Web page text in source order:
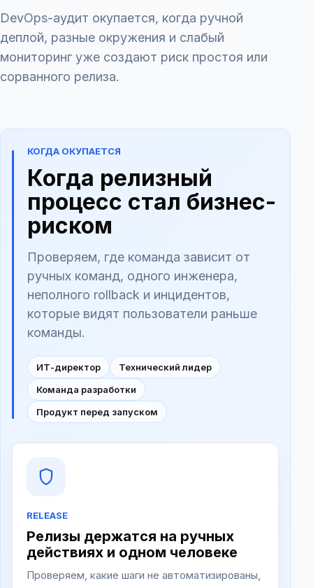
DevOps-аудит окупается, когда ручной
деплой, разные окружения и слабый
мониторинг уже создают риск простоя или
сорванного релиза.
КОГДА ОКУПАЕТСЯ
Когда релизный
процесс стал бизнес-
риском
Проверяем, где команда зависит от
ручных команд, одного инженера,
неполного rollback и инцидентов,
которые видят пользователи раньше
команды.
ИТ-директор
Технический лидер
Команда разработки
Продукт перед запуском
RELEASE
Релизы держатся на ручных
действиях и одном человеке
Проверяем, какие шаги не автоматизированы,